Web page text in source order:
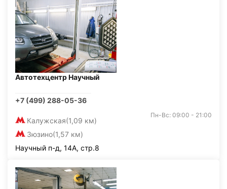
Автотехцентр Научный
+7 (499) 288-05-36
Калужская(1,09 км)
Зюзино(1,57 км)
Пн-Вс: 09:00 - 21:00
Научный п-д, 14А, стр.8